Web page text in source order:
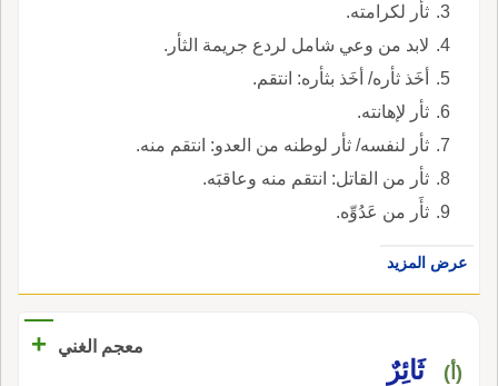
ثأر لكرامته.
لابد من وعي شامل لردع جريمة الثأر.
أخَذ ثأره/ أخَذ بثأره: انتقم.
ثأر لإهانته.
ثأر لنفسه/ ثأر لوطنه من العدو: انتقم منه.
ثأر من القاتل: انتقم منه وعاقبَه.
ثأَر من عَدُوِّه.
عرض المزيد
معجم الغني +
(أ) ثَائِرٌ